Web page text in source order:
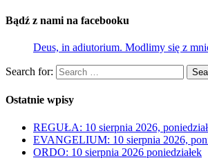
Bądź z nami na facebooku
Deus, in adiutorium. Modlimy się z
Search for:
Ostatnie wpisy
REGUŁA: 10 sierpnia 2026,
EVANGELIUM: 10 sierpnia 2026,
ORDO: 10 sierpnia 2026 poniedziałek